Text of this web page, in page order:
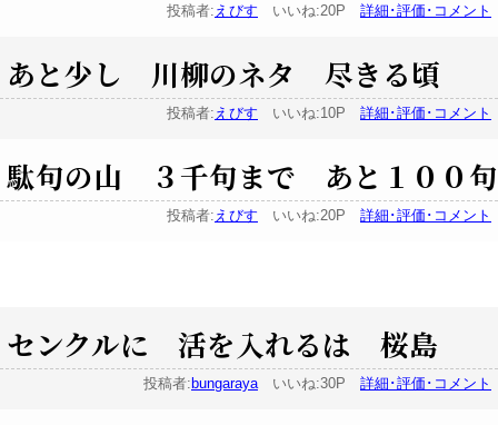
投稿者: えびす いいね:20P 詳細･評価･コメント
あと少し 川柳のネタ 尽きる頃
投稿者: えびす いいね:10P 詳細･評価･コメント
駄句の山 ３千句まで あと１００句
投稿者: えびす いいね:20P 詳細･評価･コメント
センクルに 活を入れるは 桜島
投稿者: bungarayaいいね:30P 詳細･評価･コメント